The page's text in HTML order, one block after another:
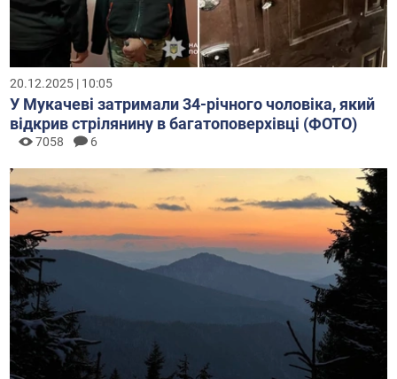
20.12.2025 | 10:05
У Мукачеві затримали 34-річного чоловіка, який
відкрив стрілянину в багатоповерхівці (ФОТО)
7058 6